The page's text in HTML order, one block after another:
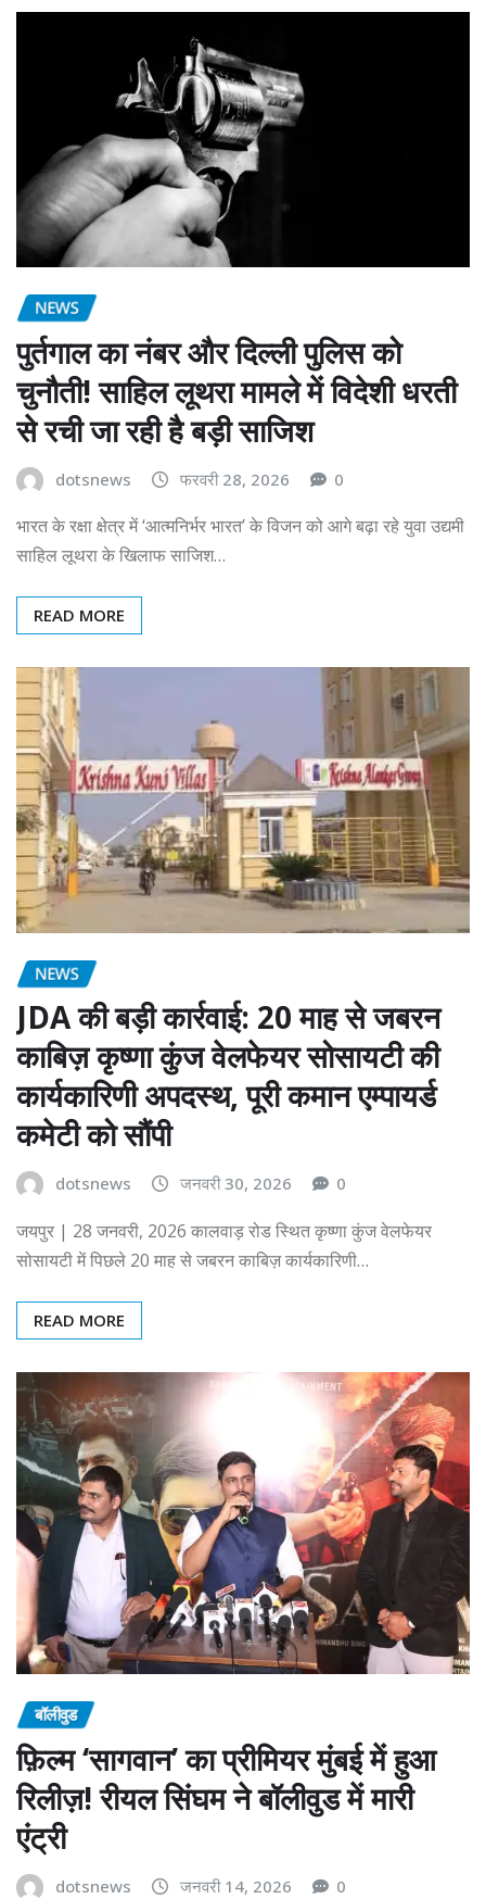
NEWS
पुर्तगाल का नंबर और दिल्ली पुलिस को
चुनौती! साहिल लूथरा मामले में विदेशी धरती
से रची जा रही है बड़ी साजिश
dotsnews फरवरी 28, 2026 0
भारत के रक्षा क्षेत्र में ‘आत्मनिर्भर भारत’ के विजन को आगे बढ़ा रहे युवा उद्यमी
साहिल लूथरा के खिलाफ साजिश…
READ MORE
NEWS
JDA की बड़ी कार्रवाई: 20 माह से जबरन
काबिज़ कृष्णा कुंज वेलफेयर सोसायटी की
कार्यकारिणी अपदस्थ, पूरी कमान एम्पायर्ड
कमेटी को सौंपी
dotsnews जनवरी 30, 2026 0
जयपुर | 28 जनवरी, 2026 कालवाड़ रोड स्थित कृष्णा कुंज वेलफेयर
सोसायटी में पिछले 20 माह से जबरन काबिज़ कार्यकारिणी…
READ MORE
बॉलीवुड
फ़िल्म ‘सागवान’ का प्रीमियर मुंबई में हुआ
रिलीज़! रीयल सिंघम ने बॉलीवुड में मारी
एंट्री
dotsnews जनवरी 14, 2026 0